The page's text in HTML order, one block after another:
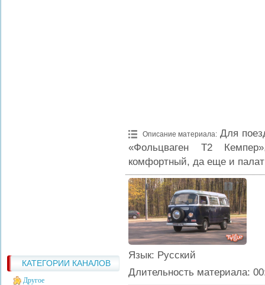
КАТЕГОРИИ КАНАЛОВ
Другое
Описание материала: Для
«Фольцваген Т2
комфортный, да еще и
Язык: Русский
Длительность материала: